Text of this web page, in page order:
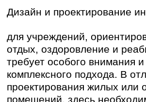
медицинские требования,
эргономические нормы и
посетителей. Успешный интерьер в
данном контексте – это интерьер,
который способствует улучшению
самочувствия, ускоряет процесс
выздоровления и создает комфортную и